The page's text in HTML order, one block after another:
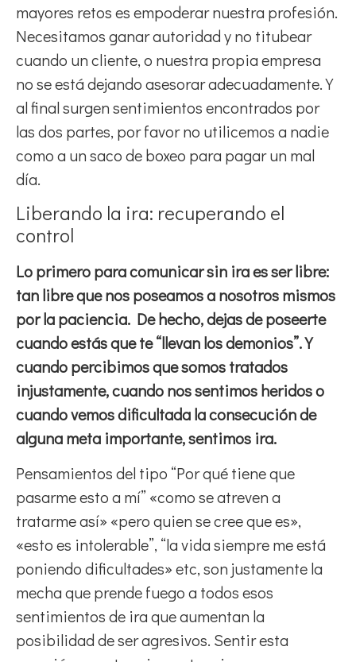
mayores retos es empoderar nuestra profesión.
Necesitamos ganar autoridad y no titubear
cuando un cliente, o nuestra propia empresa
no se está dejando asesorar adecuadamente. Y
al final surgen sentimientos encontrados por
las dos partes, por favor no utilicemos a nadie
como a un saco de boxeo para pagar un mal
día.
Liberando la ira: recuperando el
control
Lo primero para comunicar sin ira es ser libre:
tan libre que nos poseamos a nosotros mismos
por la paciencia. De hecho, dejas de poseerte
cuando estás que te “llevan los demonios”. Y
cuando percibimos que somos tratados
injustamente, cuando nos sentimos heridos o
cuando vemos dificultada la consecución de
alguna meta importante, sentimos ira.
Pensamientos del tipo “Por qué tiene que
pasarme esto a mí” «como se atreven a
tratarme así» «pero quien se cree que es»,
«esto es intolerable”, “la vida siempre me está
poniendo dificultades» etc, son justamente la
mecha que prende fuego a todos esos
sentimientos de ira que aumentan la
posibilidad de ser agresivos. Sentir esta